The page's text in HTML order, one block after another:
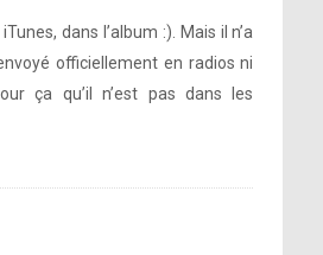
dans l’album :). Mais il n’a
officiellement en radios ni
ça qu’il n’est pas dans les